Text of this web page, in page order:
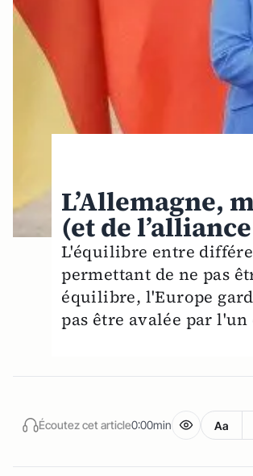
L’Allemagne,
(et de
L'équilibre entre
permettant de ne pas
équilibre, l'Europe
pas être avalée par
Écoutez cet article0:00min Aa